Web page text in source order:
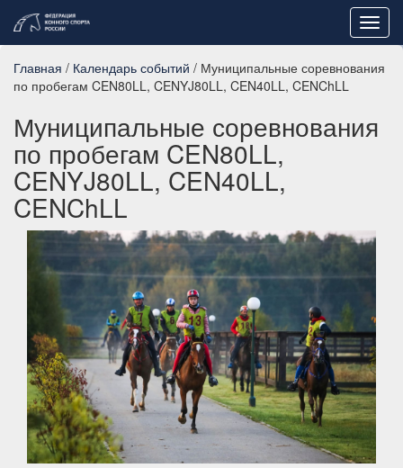
Главная / Календарь событий / Муниципальные соревнования
по пробегам CEN80LL, CENYJ80LL, CEN40LL, CENChLL
Муниципальные соревнования
по пробегам CEN80LL,
CENYJ80LL, CEN40LL,
CENChLL